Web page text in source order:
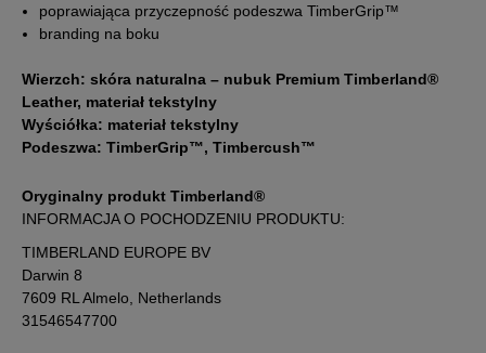
45,5 29,5 cm
46 30 cm Powiadom o dostępności
Podane w centymetrach wymiary dotyczą długości stopy.
Zobacz jak zmierzyć stopę?
poprawiająca przyczepność podeszwa TimberGrip™
branding na boku
Wierzch: skóra naturalna – nubuk Premium Timberland®
Leather, materiał tekstylny
Wyściółka: materiał tekstylny
Podeszwa: TimberGrip™, Timbercush™
Oryginalny produkt Timberland®
INFORMACJA O POCHODZENIU PRODUKTU:
TIMBERLAND EUROPE BV
Darwin 8
7609 RL Almelo, Netherlands
31546547700